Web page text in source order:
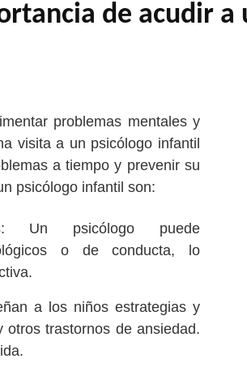
de acudir
problemas mentales y
visita a un psicólogo infantil
a tiempo y prevenir su
psicólogo infantil son:
Un psicólogo puede
o de conducta, lo
a los niños estrategias y
trastornos de ansiedad.